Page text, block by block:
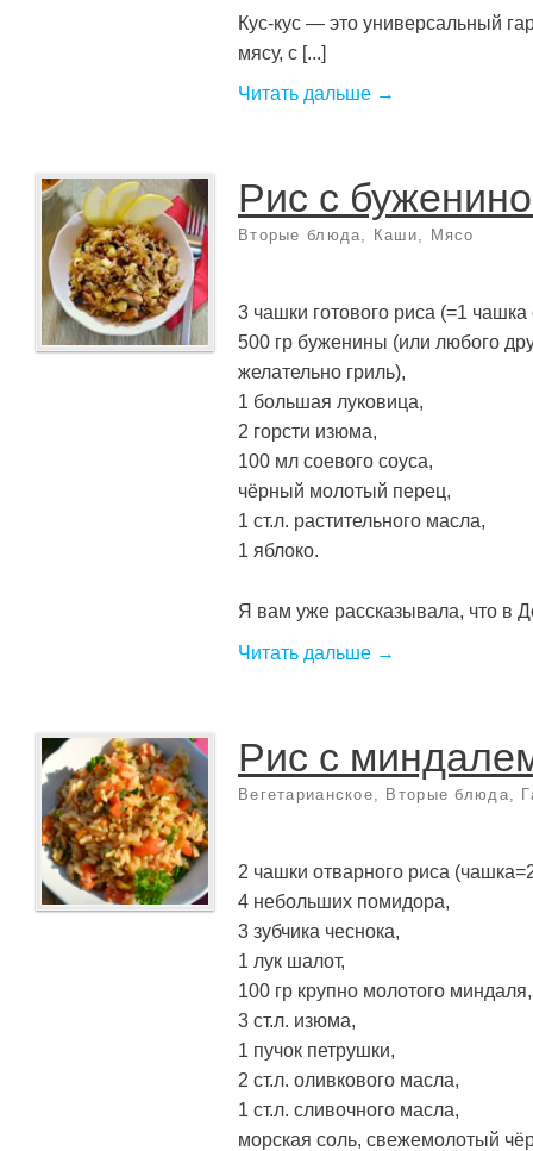
Кус-кус — это универсальный
мясу, с [...]
Читать дальше →
Рис с
Вторые блюда Каши Мясо
3 чашки готового риса (=1 чашка
500 гр буженины (или любого
желательно гриль),
1 большая луковица,
2 горсти изюма,
100 мл соевого соуса,
чёрный молотый перец,
1 ст.л. растительного масла,
1 яблоко.
Я вам уже рассказывала, что в
Читать дальше →
Рис с
Вегетарианское Вторые блюда
2 чашки отварного риса
4 небольших помидора,
3 зубчика чеснока,
1 лук шалот,
100 гр крупно молотого миндаля,
3 ст.л. изюма,
1 пучок петрушки,
2 ст.л. оливкового масла,
1 ст.л. сливочного масла,
морская соль, свежемолотый